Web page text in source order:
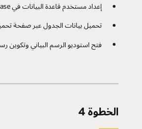
إعداد مستخدم قاعدة البيانات في Autonomous Database عبر Database Actions
تحميل بيانات الجدول عبر صفحة
فتح استوديو الرسم البياني وتكوين
الخطوة 4